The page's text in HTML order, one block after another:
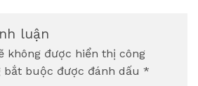
luận
không được hiển thị công
bắt buộc được đánh dấu *